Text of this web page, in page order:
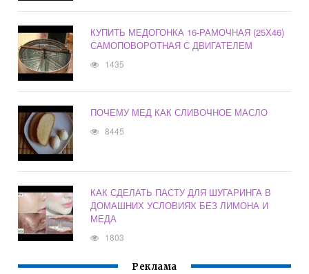
КУПИТЬ МЕДОГОНКА 16-РАМОЧНАЯ (25Х46)
САМОПОВОРОТНАЯ С ДВИГАТЕЛЕМ
1435
ПОЧЕМУ МЕД КАК СЛИВОЧНОЕ МАСЛО
8445
КАК СДЕЛАТЬ ПАСТУ ДЛЯ ШУГАРИНГА В
ДОМАШНИХ УСЛОВИЯХ БЕЗ ЛИМОНА И
МЕДА
1803
Реклама